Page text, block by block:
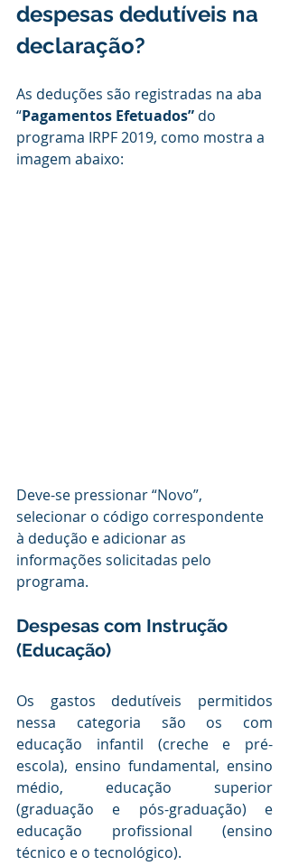
despesas dedutíveis na
declaração?
As deduções são registradas na aba
“Pagamentos Efetuados” do
programa IRPF 2019, como mostra a
imagem abaixo:
Deve-se pressionar “Novo”,
selecionar o código correspondente
à dedução e adicionar as
informações solicitadas pelo
programa.
Despesas com Instrução
(Educação)
Os gastos dedutíveis permitidos
nessa categoria são os com
educação infantil (creche e pré-
escola), ensino fundamental, ensino
médio, educação superior
(graduação e pós-graduação) e
educação profissional (ensino
técnico e o tecnológico).